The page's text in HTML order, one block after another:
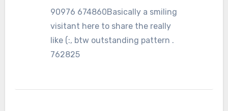
90976 674860Basically a smiling
visitant here to share the really
like (:, btw outstanding pattern .
762825